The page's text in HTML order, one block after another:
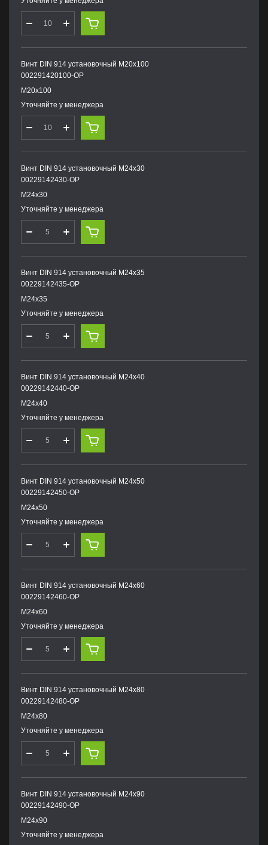
Винт DIN 914 установочный М20х100
002291420100-OP
М20х100
Уточняйте у менеджера
Винт DIN 914 установочный М24х30
00229142430-OP
М24х30
Уточняйте у менеджера
Винт DIN 914 установочный М24х35
00229142435-OP
М24х35
Уточняйте у менеджера
Винт DIN 914 установочный М24х40
00229142440-OP
М24х40
Уточняйте у менеджера
Винт DIN 914 установочный М24х50
00229142450-OP
М24х50
Уточняйте у менеджера
Винт DIN 914 установочный М24х60
00229142460-OP
М24х60
Уточняйте у менеджера
Винт DIN 914 установочный М24х80
00229142480-OP
М24х80
Уточняйте у менеджера
Винт DIN 914 установочный М24х90
00229142490-OP
М24х90
Уточняйте у менеджера